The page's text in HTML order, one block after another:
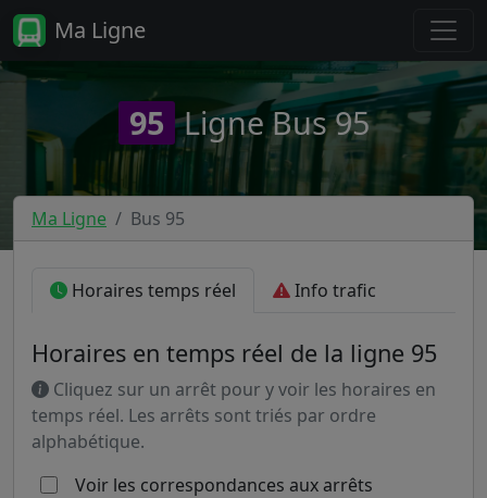
Ma Ligne
95 Ligne Bus 95
Ma Ligne Bus 95
Horaires temps réel Info trafic
Horaires en temps réel de la ligne 95
Cliquez sur un arrêt pour y voir les horaires en
temps réel. Les arrêts sont triés par ordre
alphabétique.
Voir les correspondances aux arrêts